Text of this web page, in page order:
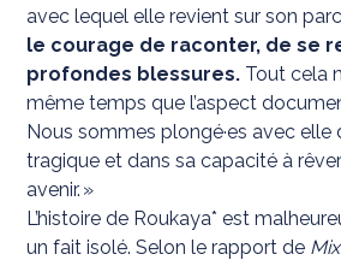
avec lequel elle revient sur son
le courage de raconter, de se
profondes blessures. Tout cela
même temps que l’aspect
Nous sommes plongé·es avec elle
tragique et dans sa capacité à
avenir. »
L’histoire de Roukaya* est
un fait isolé. Selon le rapport de